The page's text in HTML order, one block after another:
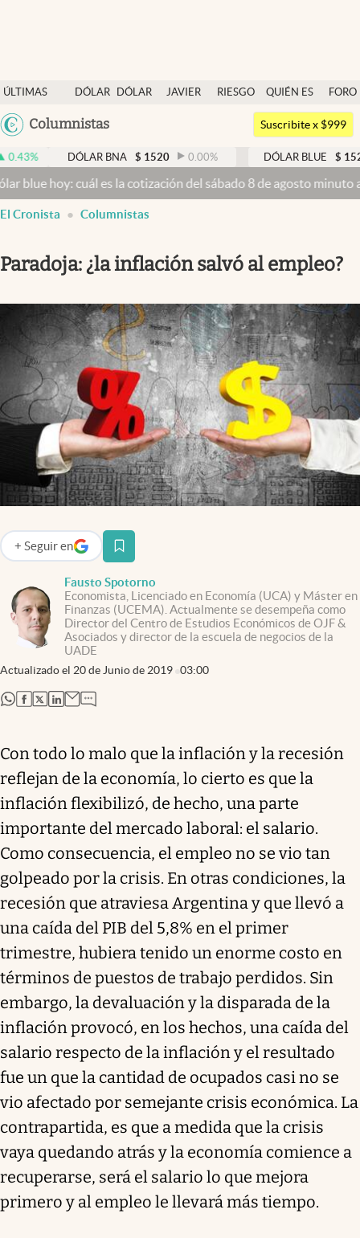
ÚLTIMAS
NOTICIAS
DÓLAR
DÓLAR
JAVIER
RIESGO
QUIÉN ES
QUIÉN
FORO
Argentina
México
Columnistas
Dólar
Members
Economía y Política
Finanzas y Mercados
Mercados Online
Columnistas
Otras secciones
Apertura
Infotechnology
Clase
Mundial 2026
Eventos Corporativos
Mediakit
abre en nueva pestaña
Argentina
Suscribite x $999
DÓLAR BNA $ 1520 0.00% DÓLAR BLUE $ 1525 -
cuál es la cotización del sábado 8 de agosto minuto a minuto
El Cronista Columnistas
Paradoja: ¿la inflación salvó al empleo?
Fausto Spotorno
Economista, Licenciado en Economía (UCA) y Máster en
Finanzas (UCEMA). Actualmente se desempeña como
Director del Centro de Estudios Económicos de OJF &
Asociados y director de la escuela de negocios de la
UADE
Actualizado el 20 de Junio de 2019 03:00
+ Seguir en
abre en nueva pestaña
abre en nueva pestaña
abre en nueva pestaña
abre en nueva pestaña
abre en nueva pestaña
Con todo lo malo que la inflación y la recesión
reflejan de la economía, lo cierto es que la
inflación flexibilizó, de hecho, una parte
importante del mercado laboral: el salario.
Como consecuencia, el empleo no se vio tan
golpeado por la crisis. En otras condiciones, la
recesión que atraviesa Argentina y que llevó a
una caída del PIB del 5,8% en el primer
trimestre, hubiera tenido un enorme costo en
términos de puestos de trabajo perdidos. Sin
embargo, la devaluación y la disparada de la
inflación provocó, en los hechos, una caída del
salario respecto de la inflación y el resultado
fue un que la cantidad de ocupados casi no se
vio afectado por semejante crisis económica. La
contrapartida, es que a medida que la crisis
vaya quedando atrás y la economía comience a
recuperarse, será el salario lo que mejora
primero y al empleo le llevará más tiempo.